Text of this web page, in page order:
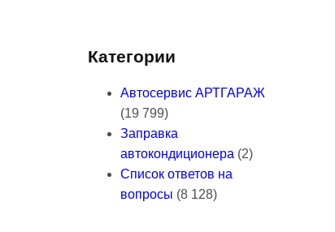
Категории
Автосервис АРТГАРАЖ
(19 799)
Заправка
автокондиционера (2)
Список ответов на
вопросы (8 128)